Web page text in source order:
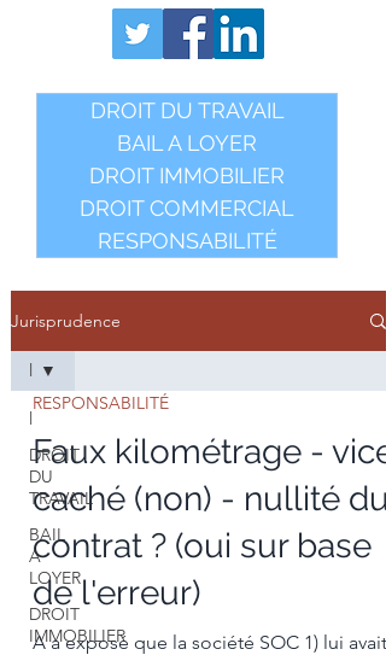
DROIT DU TRAVAIL
BAIL A LOYER
DROIT IMMOBILIER
DROIT COMMERCIAL
RESPONSABILITÉ
Jurisprudence
l
DROIT
DU
TRAVAIL
BAIL
A
LOYER
DROIT
IMMOBILIER
l
RESPONSABILITÉ
Faux kilométrage - vice
caché (non) - nullité du
contrat ? (oui sur base
de l'erreur)
A a exposé que la société SOC 1) lui avait